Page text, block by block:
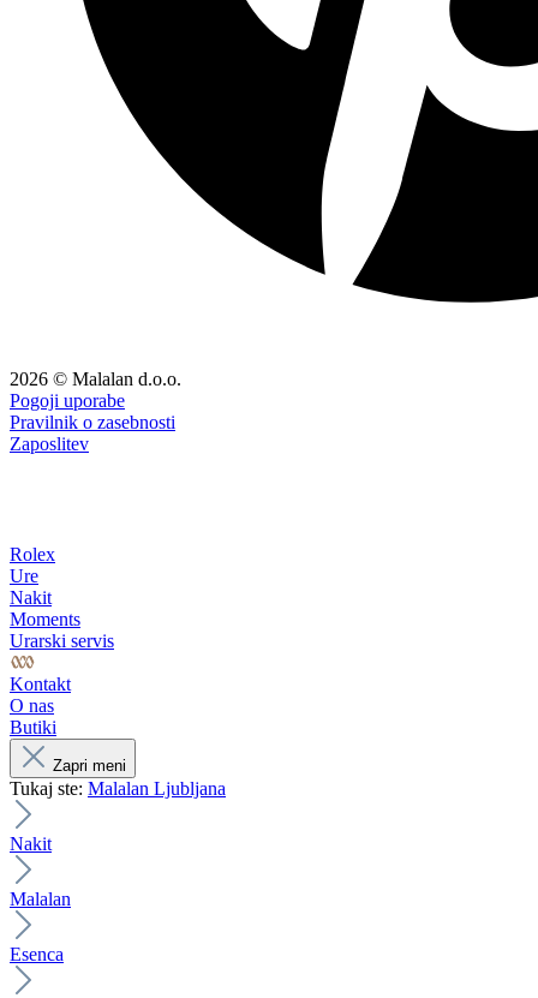
2026 © Malalan d.o.o.
Pogoji uporabe
Pravilnik o zasebnosti
Zaposlitev
Rolex
Ure
Nakit
Moments
Urarski servis
Kontakt
O nas
Butiki
Zapri meni
Tukaj ste: Malalan Ljubljana
Nakit
Malalan
Esenca